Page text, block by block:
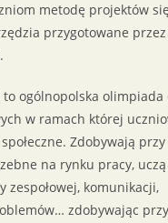
metodę projektów
przygotowane
ogólnopolska olimpiada
w ramach której
Zdobywają
na rynku pracy, uczą
zespołowej, komunikacji,
zdobywając